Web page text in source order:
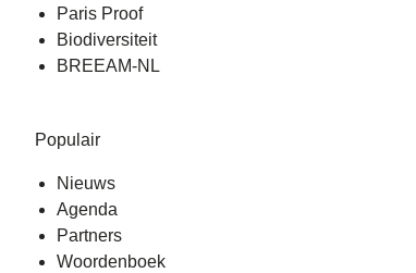
Paris Proof
Biodiversiteit
BREEAM-NL
Populair
Nieuws
Agenda
Partners
Woordenboek